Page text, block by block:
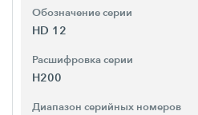
Обозначение серии
HD 12
Расшифровка серии
H200
Диапазон серийных номеров